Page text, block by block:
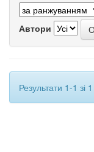
Автори
Результати 1-1 зі